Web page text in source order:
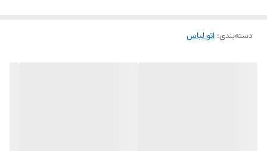
دسته‌بندی: اتو لباس